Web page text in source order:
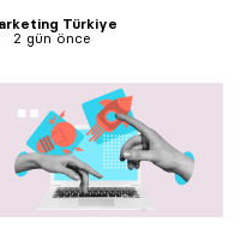
Türkiye
2 gün önce